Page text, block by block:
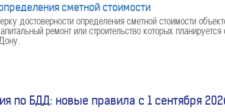
сметной стоимости
достоверности определения сметной стоимости
ремонт или строительство которых
по БДД: новые правила с 1 сентября